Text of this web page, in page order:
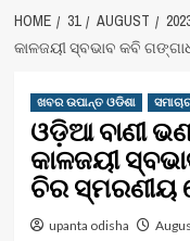
HOME 31 AUGUST
କାଳଜୟୀ ସ୍ବଭାବ କବି
ଖବର ଉପାନ୍ତ ଓଡିଶା
ଓଡ଼ିଆ ବାଣୀ
କାଳଜୟୀ
ଚିର ସ୍ମରଣୀୟ
upanta odisha